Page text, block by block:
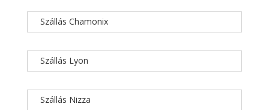
Szállás Chamonix
Szállás Lyon
Szállás Nizza